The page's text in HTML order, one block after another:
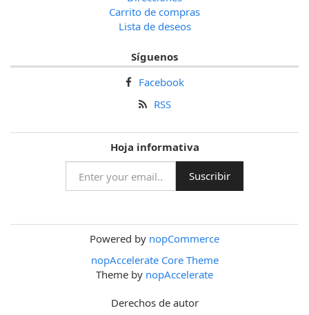
Carrito de compras
Lista de deseos
Síguenos
Facebook
RSS
Hoja informativa
Powered by nopCommerce
nopAccelerate Core Theme
Theme by nopAccelerate
Derechos de autor